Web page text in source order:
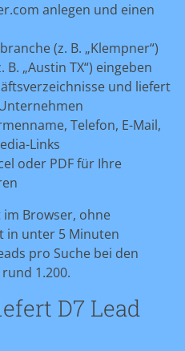
anlegen und einen
(z. B. „Klempner“)
„Austin TX“) eingeben
und liefert
Telefon, E-Mail,
Links
oder PDF für Ihre
Browser, ohne
in unter 5 Minuten
pro Suche bei den
1.200.
D7 Lead